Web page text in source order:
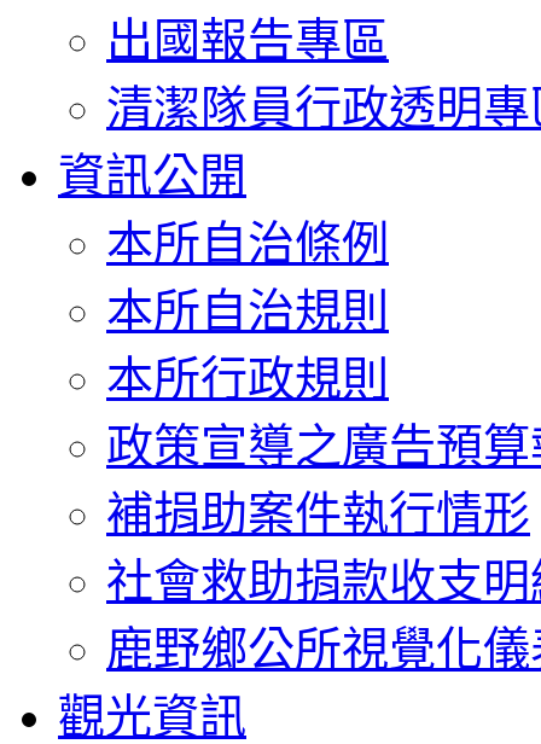
出國報告專區
清潔隊員行政透明專
資訊公開
本所自治條例
本所自治規則
本所行政規則
政策宣導之廣告預
補捐助案件執行情形
社會救助捐款收支明
鹿野鄉公所視覺化
觀光資訊